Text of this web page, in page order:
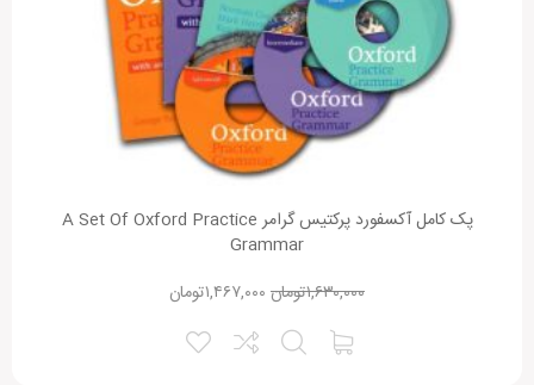
پک کامل آکسفورد پرکتیس گرامر A Set Of Oxford Practice
Grammar
تومان۱,۶۳۰,۰۰۰ تومان۱,۴۶۷,۰۰۰